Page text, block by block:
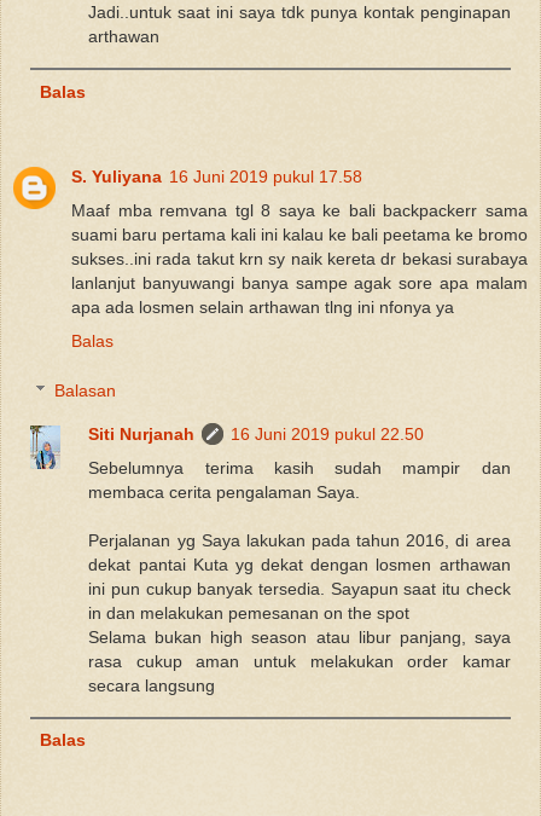
Jadi..untuk saat ini saya tdk punya kontak penginapan
arthawan
Balas
S. Yuliyana 16 Juni 2019 pukul 17.58
Maaf mba remvana tgl 8 saya ke bali backpackerr sama
suami baru pertama kali ini kalau ke bali peetama ke bromo
sukses..ini rada takut krn sy naik kereta dr bekasi surabaya
lanlanjut banyuwangi banya sampe agak sore apa malam
apa ada losmen selain arthawan tlng ini nfonya ya
Balas
Balasan
Siti Nurjanah
16 Juni 2019 pukul 22.50
Sebelumnya terima kasih sudah mampir dan
membaca cerita pengalaman Saya.
Perjalanan yg Saya lakukan pada tahun 2016, di area
dekat pantai Kuta yg dekat dengan losmen arthawan
ini pun cukup banyak tersedia. Sayapun saat itu check
in dan melakukan pemesanan on the spot
Selama bukan high season atau libur panjang, saya
rasa cukup aman untuk melakukan order kamar
secara langsung
Balas